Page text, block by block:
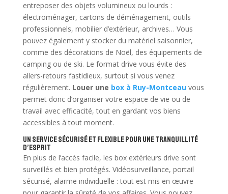
entreposer des objets volumineux ou lourds :
électroménager, cartons de déménagement, outils
professionnels, mobilier d’extérieur, archives… Vous
pouvez également y stocker du matériel saisonnier,
comme des décorations de Noël, des équipements de
camping ou de ski. Le format drive vous évite des
allers-retours fastidieux, surtout si vous venez
régulièrement. Louer une box à Ruy-Montceauvous
permet donc d’organiser votre espace de vie ou de
travail avec efficacité, tout en gardant vos biens
accessibles à tout moment.
Un service sécurisé et flexible pour une tranquillité
d’esprit
En plus de l’accès facile, les box extérieurs drive sont
surveillés et bien protégés. Vidéosurveillance, portail
sécurisé, alarme individuelle : tout est mis en œuvre